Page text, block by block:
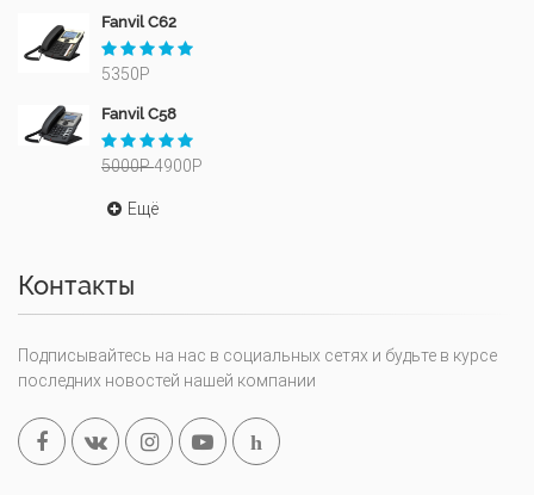
Fanvil C62
5350Р
Fanvil C58
5000Р4900Р
Ещё
Контакты
Подписывайтесь на нас в социальных сетях и будьте в курсе
последних новостей нашей компании
h